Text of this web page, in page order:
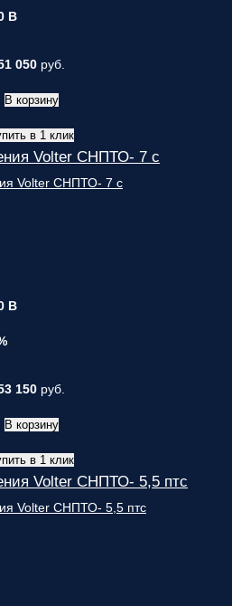
В
050 руб.
В корзину
в 1 клик
Volter СНПТО- 7 с
В
150 руб.
В корзину
в 1 клик
Volter СНПТО- 5,5 птс